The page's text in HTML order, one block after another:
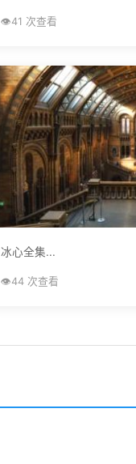
👁️41 次查看
冰心全集...
👁️44 次查看